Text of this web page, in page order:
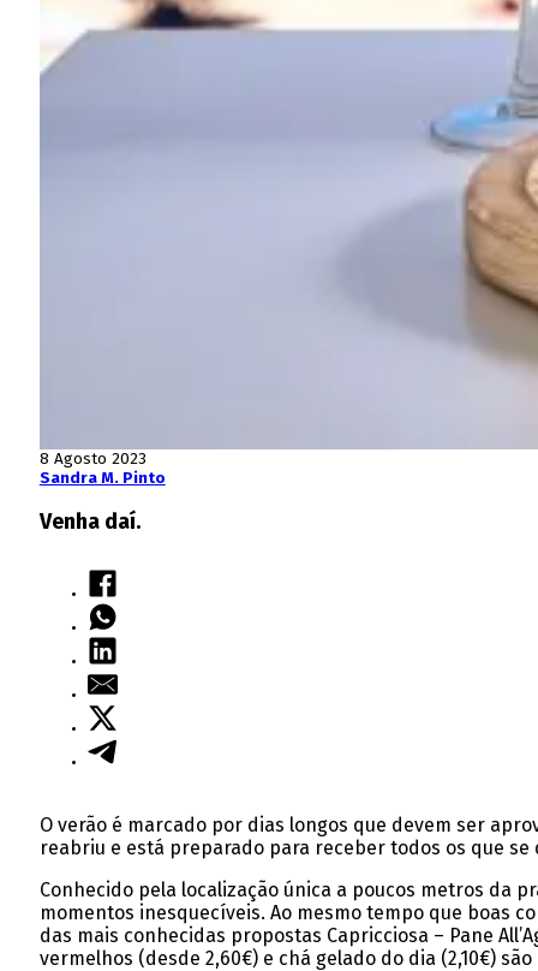
8 Agosto 2023
Sandra M. Pinto
Venha daí.
O verão é marcado por dias longos que devem ser
reabriu e está preparado para receber todos os que
Conhecido pela localização única a poucos metros da
momentos inesquecíveis. Ao mesmo tempo que boas
das mais conhecidas propostas Capricciosa – Pane
vermelhos (desde 2,60€) e chá gelado do dia (2,10€)